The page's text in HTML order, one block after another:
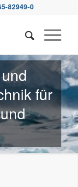
82949-0
für